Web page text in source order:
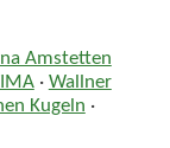
Amstetten
· Wallner
Kugeln ·